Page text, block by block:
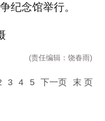
纪念馆举行。
(责任编辑：饶春雨)
3 4 5 下一页 末 页